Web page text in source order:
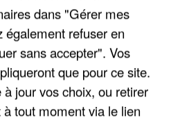
dans "Gérer mes
également refuser en
sans accepter". Vos
que pour ce site.
jour vos choix, ou retirer
tout moment via le lien